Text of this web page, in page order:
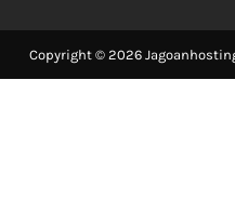
Copyright © 2026